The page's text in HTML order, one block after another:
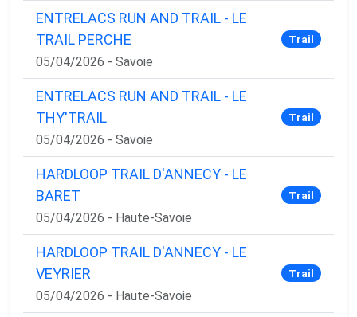
ENTRELACS RUN AND TRAIL - LE
TRAIL PERCHE
05/04/2026 - Savoie
Trail
ENTRELACS RUN AND TRAIL - LE
THY'TRAIL
05/04/2026 - Savoie
Trail
HARDLOOP TRAIL D'ANNECY - LE
BARET
05/04/2026 - Haute-Savoie
Trail
HARDLOOP TRAIL D'ANNECY - LE
VEYRIER
05/04/2026 - Haute-Savoie
Trail